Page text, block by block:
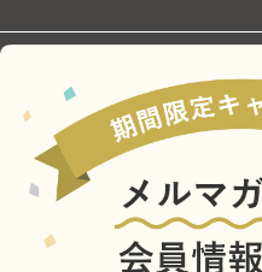
Cookieポリシー
お問い合わせ